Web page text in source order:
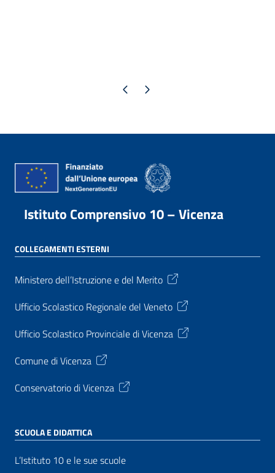
Pagina precedente
Pagina successiva
Istituto Comprensivo 10 – Vicenza
COLLEGAMENTI ESTERNI
Ministero dell’Istruzione e del Merito
Ufficio Scolastico Regionale del Veneto
Ufficio Scolastico Provinciale di Vicenza
Comune di Vicenza
Conservatorio di Vicenza
SCUOLA E DIDATTICA
L’Istituto 10 e le sue scuole